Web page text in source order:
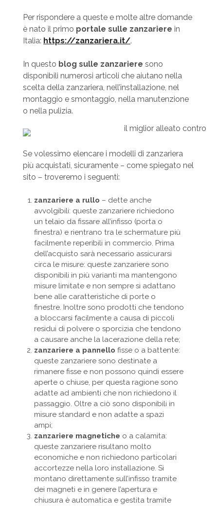
Per rispondere a queste e molte altre domande
è nato il primo portale sulle zanzariere in
Italia: https://zanzariera.it/.
In questo blog sulle zanzariere sono
disponibili numerosi articoli che aiutano nella
scelta della zanzariera, nell’installazione, nel
montaggio e smontaggio, nella manutenzione
o nella pulizia.
Se volessimo elencare i modelli di zanzariera
più acquistati, sicuramente – come spiegato nel
sito – troveremo i seguenti:
zanzariere a rullo – dette anche
avvolgibili: queste zanzariere richiedono
un telaio da fissare all’infisso (porta o
finestra) e rientrano tra le schermature più
facilmente reperibili in commercio. Prima
dell’acquisto sarà necessario assicurarsi
circa le misure: queste zanzariere sono
disponibili in più varianti ma mantengono
misure limitate e non sempre si adattano
bene alle caratteristiche di porte o
finestre. Inoltre sono prodotti che tendono
a bloccarsi facilmente a causa di piccoli
residui di polvere o sporcizia che tendono
a causare anche la lacerazione della rete;
zanzariere a pannello fisse o a battente:
queste zanzariere sono destinate a
rimanere fisse e non possono quindi essere
aperte o chiuse, per questa ragione sono
adatte ad ambienti che non richiedono il
passaggio. Oltre a ciò sono disponibili in
misure standard e non adatte a spazi
ampi;
zanzariere magnetiche o a calamita:
queste zanzariere risultano molto
economiche e non richiedono particolari
accortezze nella loro installazione. Si
montano direttamente sull’infisso tramite
dei magneti e in genere l’apertura e
chiusura è automatica e gestita tramite